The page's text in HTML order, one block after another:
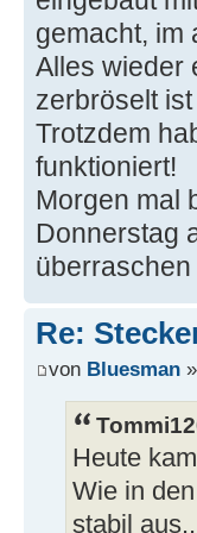
gemacht, im
Alles wieder
zerbröselt
Trotzdem
funktioniert!
Morgen mal
Donnerstag
Re:
von Bluesman
Heute
Wie in
stabil